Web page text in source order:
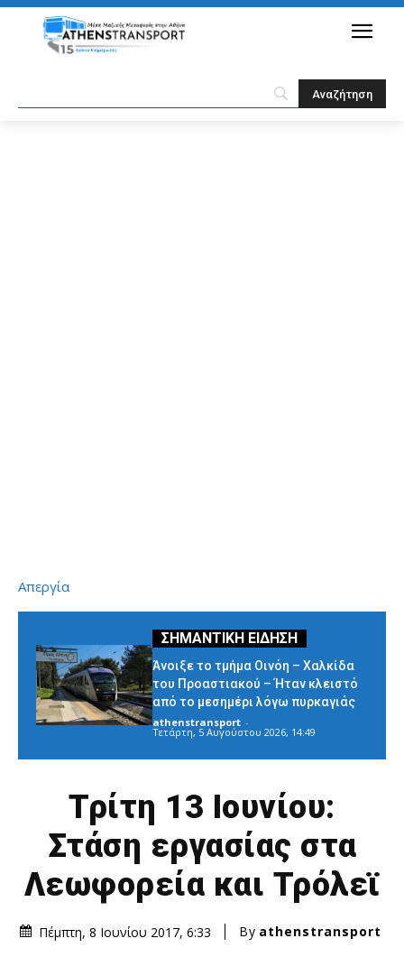
Απεργία
Άνοιξε το τμήμα Οινόη – Χαλκίδα
του Προαστιακού – Ήταν κλειστό
από το μεσημέρι λόγω πυρκαγιάς
athenstransport -
Τετάρτη, 5 Αυγούστου 2026, 14:49
Τρίτη 13 Ιουνίου:
Στάση εργασίας στα
Λεωφορεία και Τρόλεϊ
Πέμπτη, 8 Ιουνίου 2017, 6:33 By athenstransport